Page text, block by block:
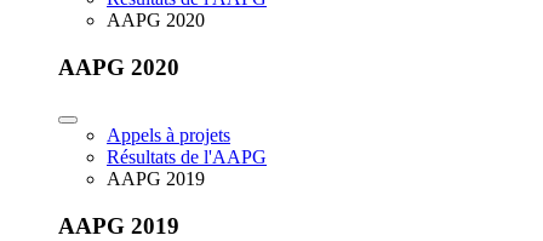
AAPG 2020
AAPG 2020
Appels à projets
Résultats de l'AAPG
AAPG 2019
AAPG 2019